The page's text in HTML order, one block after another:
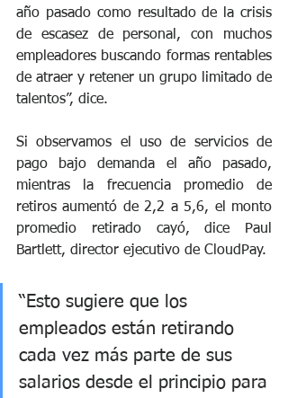
año pasado como resultado de la crisis
de escasez de personal, con muchos
empleadores buscando formas rentables
de atraer y retener un grupo limitado de
talentos”, dice.
Si observamos el uso de servicios de
pago bajo demanda el año pasado,
mientras la frecuencia promedio de
retiros aumentó de 2,2 a 5,6, el monto
promedio retirado cayó, dice Paul
Bartlett, director ejecutivo de CloudPay.
“Esto sugiere que los
empleados están retirando
cada vez más parte de sus
salarios desde el principio para